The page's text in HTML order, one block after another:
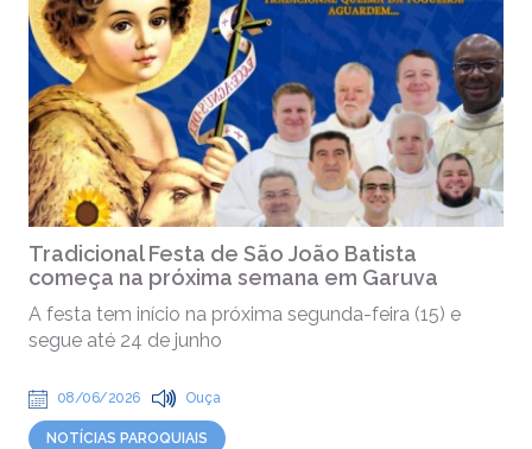
Tradicional Festa de São João Batista
começa na próxima semana em Garuva
A festa tem início na próxima segunda-feira (15) e
segue até 24 de junho
08/06/2026 Ouça
NOTÍCIAS PAROQUIAIS